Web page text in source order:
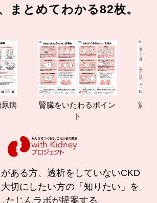
まとめてわかる82枚。
腎臓をいたわるポイン
減塩や
ある方、透析をしていないCKD
切にしたい方の「知りたい」を
たじんラボが提案する、